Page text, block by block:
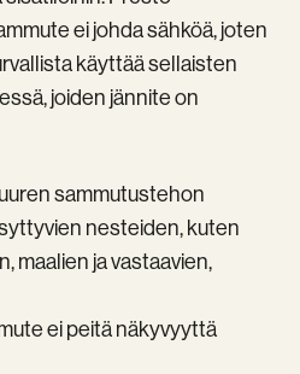
ei johda sähköä, joten
käyttää sellaisten
joiden jännite on
sammutustehon
nesteiden, kuten
maalien ja vastaavien,
ei peitä näkyvyyttä